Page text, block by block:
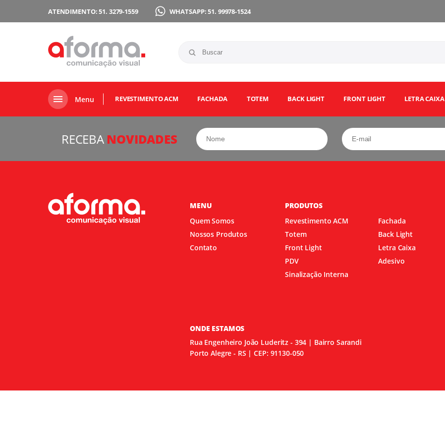
ATENDIMENTO: 51. 3279-1559 WHATSAPP: 51. 99978-1524
Menu REVESTIMENTO ACM FACHADA TOTEM BACK LIGHT FRONT LIGHT LETRA CAIXA
Página Inicial
Quem Somos
Fachada
RECEBA NOVIDADES
MENU
Quem Somos
Nossos Produtos
Contato
PRODUTOS
Revestimento ACM
Fachada
Totem
Back Light
Front Light
Letra Caixa
PDV
Adesivo
Sinalização Interna
ONDE ESTAMOS
Rua Engenheiro João Luderitz - 394 | Bairro Sarandi
Porto Alegre - RS | CEP: 91130-050